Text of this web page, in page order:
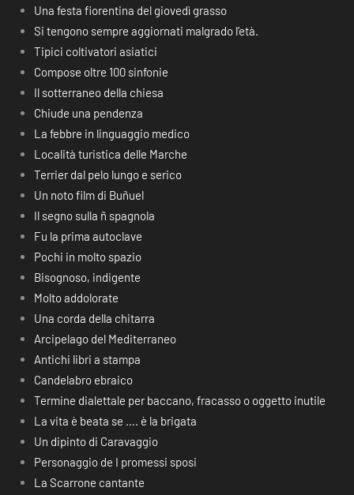
Una festa fiorentina del giovedì grasso
Si tengono sempre aggiornati malgrado l’età.
Tipici coltivatori asiatici
Compose oltre 100 sinfonie
Il sotterraneo della chiesa
Chiude una pendenza
La febbre in linguaggio medico
Località turistica delle Marche
Terrier dal pelo lungo e serico
Un noto film di Buñuel
Il segno sulla ñ spagnola
Fu la prima autoclave
Pochi in molto spazio
Bisognoso, indigente
Molto addolorate
Una corda della chitarra
Arcipelago del Mediterraneo
Antichi libri a stampa
Candelabro ebraico
Termine dialettale per baccano, fracasso o oggetto inutile
La vita è beata se …. è la brigata
Un dipinto di Caravaggio
Personaggio de I promessi sposi
La Scarrone cantante